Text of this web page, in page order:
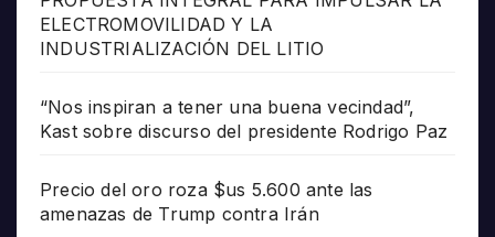
ELECTROMOVILIDAD Y LA
INDUSTRIALIZACIÓN DEL LITIO
“Nos inspiran a tener una buena vecindad”,
Kast sobre discurso del presidente Rodrigo Paz
Precio del oro roza $us 5.600 ante las
amenazas de Trump contra Irán